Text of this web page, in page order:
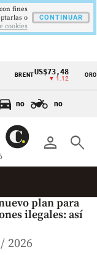
BRENTUS$73,48
▼ 1.12
ORO
no no
person search
plan para
ilegales: así
2026
fines
o
cookies
CONTINUAR